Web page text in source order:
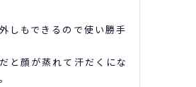
しもできるので使い勝手
と顔が蒸れて汗だくにな